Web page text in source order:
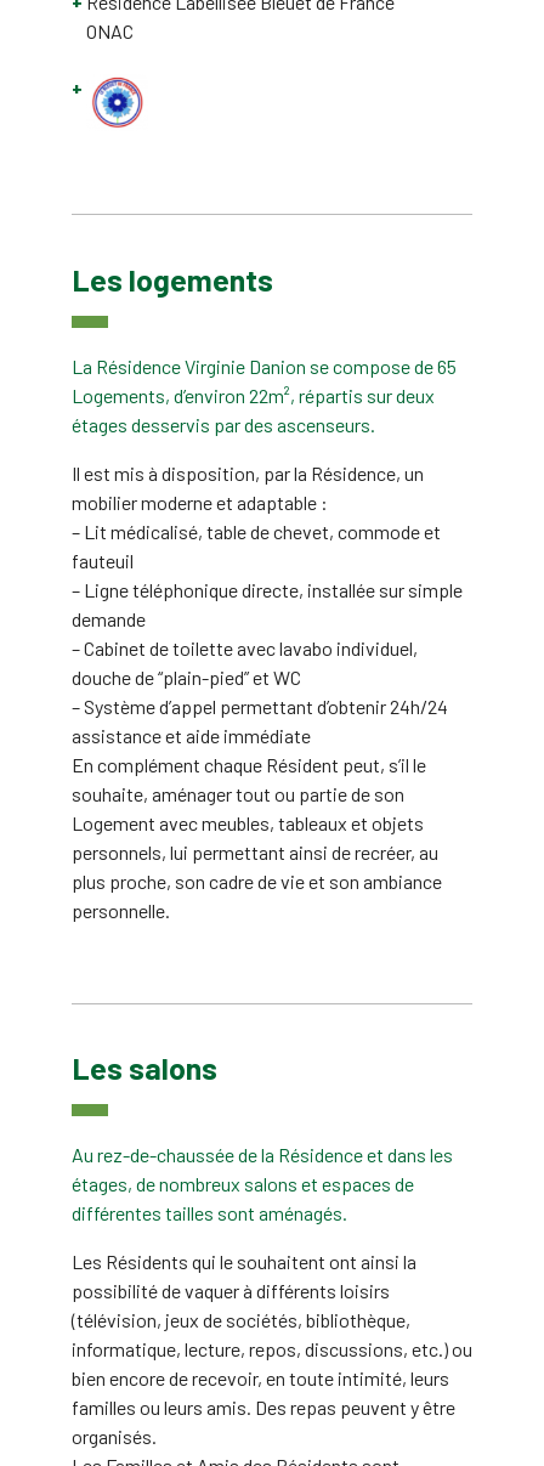
ONAC
Les logements
La Résidence Virginie Danion se compose de 65
Logements, d’environ 22m², répartis sur deux
étages desservis par des ascenseurs.
Il est mis à disposition, par la Résidence, un
mobilier moderne et adaptable :
– Lit médicalisé, table de chevet, commode et
fauteuil
– Ligne téléphonique directe, installée sur simple
demande
– Cabinet de toilette avec lavabo individuel,
douche de “plain-pied” et WC
– Système d’appel permettant d’obtenir 24h/24
assistance et aide immédiate
En complément chaque Résident peut, s’il le
souhaite, aménager tout ou partie de son
Logement avec meubles, tableaux et objets
personnels, lui permettant ainsi de recréer, au
plus proche, son cadre de vie et son ambiance
personnelle.
Les salons
Au rez-de-chaussée de la Résidence et dans les
étages, de nombreux salons et espaces de
différentes tailles sont aménagés.
Les Résidents qui le souhaitent ont ainsi la
possibilité de vaquer à différents loisirs
(télévision, jeux de sociétés, bibliothèque,
informatique, lecture, repos, discussions, etc.) ou
bien encore de recevoir, en toute intimité, leurs
familles ou leurs amis. Des repas peuvent y être
organisés.